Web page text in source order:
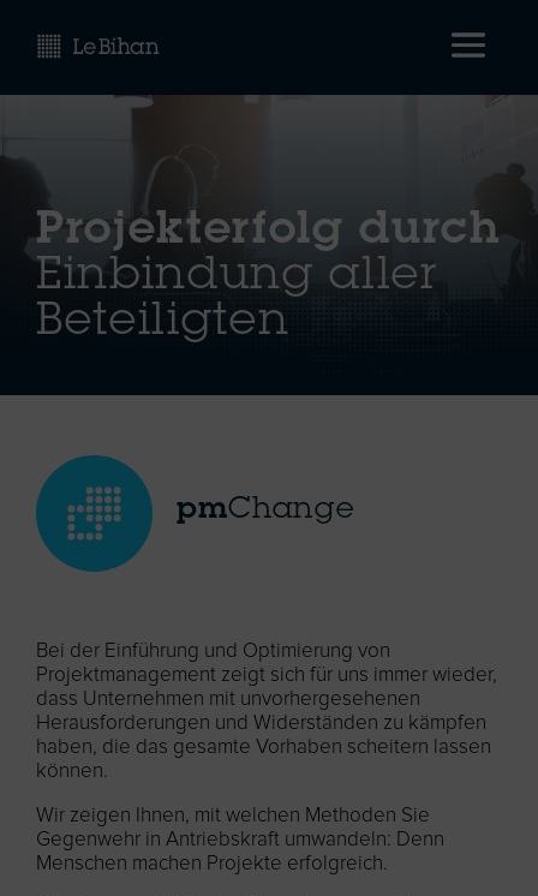
Projekterfolg durch
Einbindung aller
Beteiligten
pmChange
Bei der Einführung und Optimierung von
Projektmanagement zeigt sich für uns immer wieder,
dass Unternehmen mit unvorhergesehenen
Herausforderungen und Widerständen zu kämpfen
haben, die das gesamte Vorhaben scheitern lassen
können.
Wir zeigen Ihnen, mit welchen Methoden Sie
Gegenwehr in Antriebskraft umwandeln: Denn
Menschen machen Projekte erfolgreich.